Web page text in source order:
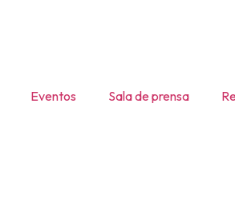
Eventos Sala de prensa